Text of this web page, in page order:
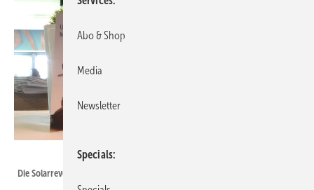
Die Solarrevolution in Österreich geht weiter - trotz Coronavirus.
Abo & Shop
Media
Newsletter
Specials